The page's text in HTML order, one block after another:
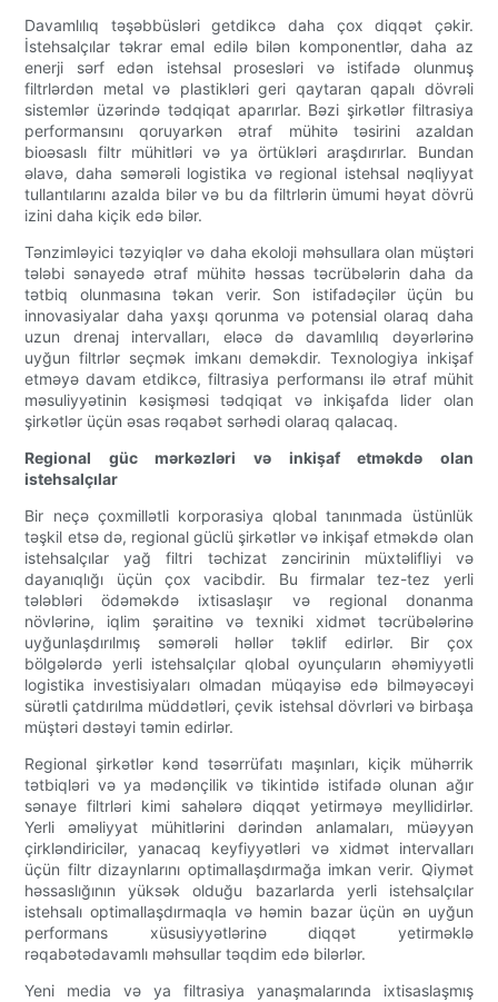
Davamlılıq təşəbbüsləri getdikcə daha çox diqqət çəkir.
İstehsalçılar təkrar emal edilə bilən komponentlər, daha az
enerji sərf edən istehsal prosesləri və istifadə olunmuş
filtrlərdən metal və plastikləri geri qaytaran qapalı dövrəli
sistemlər üzərində tədqiqat aparırlar. Bəzi şirkətlər filtrasiya
performansını qoruyarkən ətraf mühitə təsirini azaldan
bioəsaslı filtr mühitləri və ya örtükləri araşdırırlar. Bundan
əlavə, daha səmərəli logistika və regional istehsal nəqliyyat
tullantılarını azalda bilər və bu da filtrlərin ümumi həyat dövrü
izini daha kiçik edə bilər.
Tənzimləyici təzyiqlər və daha ekoloji məhsullara olan müştəri
tələbi sənayedə ətraf mühitə həssas təcrübələrin daha da
tətbiq olunmasına təkan verir. Son istifadəçilər üçün bu
innovasiyalar daha yaxşı qorunma və potensial olaraq daha
uzun drenaj intervalları, eləcə də davamlılıq dəyərlərinə
uyğun filtrlər seçmək imkanı deməkdir. Texnologiya inkişaf
etməyə davam etdikcə, filtrasiya performansı ilə ətraf mühit
məsuliyyətinin kəsişməsi tədqiqat və inkişafda lider olan
şirkətlər üçün əsas rəqabət sərhədi olaraq qalacaq.
Regional güc mərkəzləri və inkişaf etməkdə olan
istehsalçılar
Bir neçə çoxmillətli korporasiya qlobal tanınmada üstünlük
təşkil etsə də, regional güclü şirkətlər və inkişaf etməkdə olan
istehsalçılar yağ filtri təchizat zəncirinin müxtəlifliyi və
dayanıqlığı üçün çox vacibdir. Bu firmalar tez-tez yerli
tələbləri ödəməkdə ixtisaslaşır və regional donanma
növlərinə, iqlim şəraitinə və texniki xidmət təcrübələrinə
uyğunlaşdırılmış səmərəli həllər təklif edirlər. Bir çox
bölgələrdə yerli istehsalçılar qlobal oyunçuların əhəmiyyətli
logistika investisiyaları olmadan müqayisə edə bilməyəcəyi
sürətli çatdırılma müddətləri, çevik istehsal dövrləri və birbaşa
müştəri dəstəyi təmin edirlər.
Regional şirkətlər kənd təsərrüfatı maşınları, kiçik mühərrik
tətbiqləri və ya mədənçilik və tikintidə istifadə olunan ağır
sənaye filtrləri kimi sahələrə diqqət yetirməyə meyllidirlər.
Yerli əməliyyat mühitlərini dərindən anlamaları, müəyyən
çirkləndiricilər, yanacaq keyfiyyətləri və xidmət intervalları
üçün filtr dizaynlarını optimallaşdırmağa imkan verir. Qiymət
həssaslığının yüksək olduğu bazarlarda yerli istehsalçılar
istehsalı optimallaşdırmaqla və həmin bazar üçün ən uyğun
performans xüsusiyyətlərinə diqqət yetirməklə
rəqabətədavamlı məhsullar təqdim edə bilərlər.
Yeni media və ya filtrasiya yanaşmalarında ixtisaslaşmış